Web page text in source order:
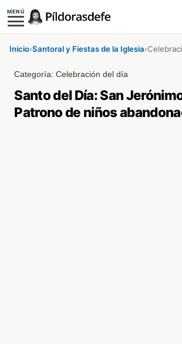
MENÚ
Inicio›Santoral y Fiestas de la Iglesia›
Categoría:Celebración del día
Santo del Día: San
Patrono de niños